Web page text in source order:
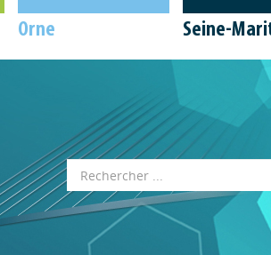
Orne Seine-
Appels à projets